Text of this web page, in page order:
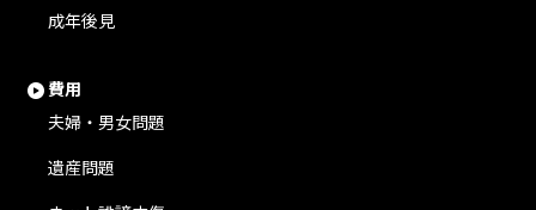
成年後見
費用
夫婦・男女問題
遺産問題